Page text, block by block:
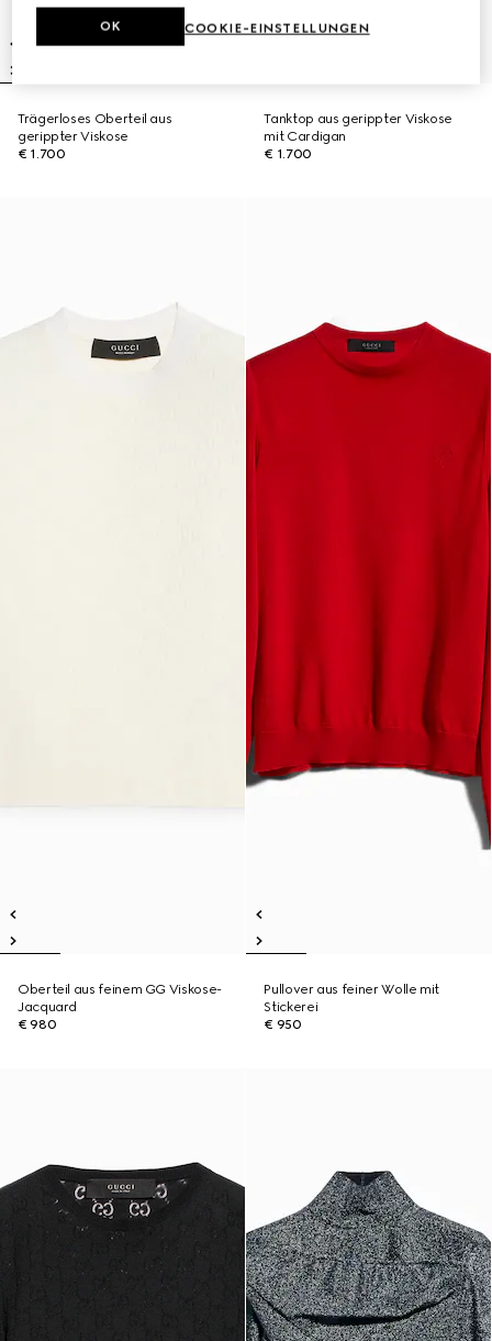
Trägerloses Oberteil aus
gerippter Viskose
€ 1.700
Tanktop aus gerippter Viskose
mit Cardigan
€ 1.700
Oberteil aus feinem GG Viskose-
Jacquard
€ 980
Pullover aus feiner Wolle mit
Stickerei
€ 950
COOKIE-EINSTELLUNGEN
OK